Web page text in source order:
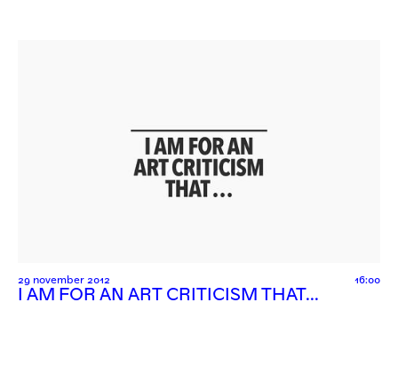
29 november 2012 16:00
I AM FOR AN ART CRITICISM THAT…